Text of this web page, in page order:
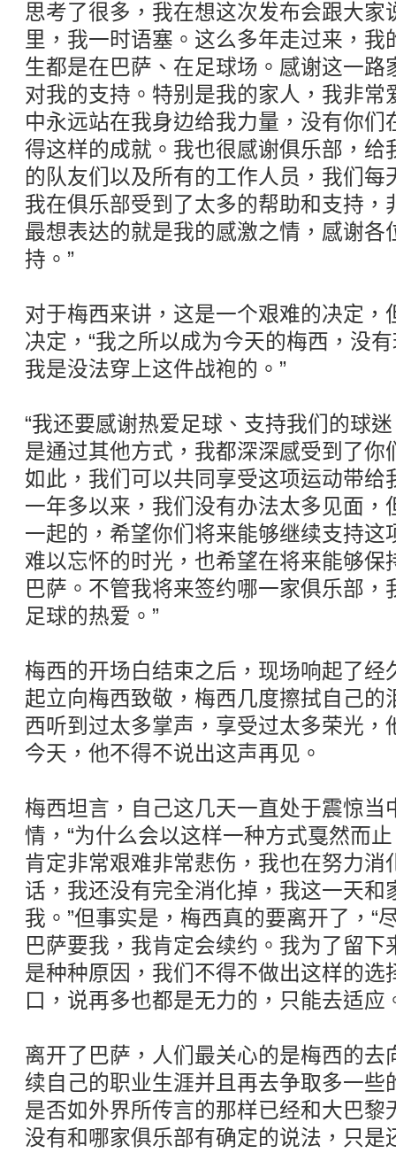
思考了很多，我在想这次发布会跟大家
里，我一时语塞。这么多年走过来，我
生都是在巴萨、在足球场。感谢这一路
对我的支持。特别是我的家人，我非常
中永远站在我身边给我力量，没有你们
得这样的成就。我也很感谢俱乐部，给
的队友们以及所有的工作人员，我们每
我在俱乐部受到了太多的帮助和支持，
最想表达的就是我的感激之情，感谢各
持。”
对于梅西来讲，这是一个艰难的决定，
决定，“我之所以成为今天的梅西，没
我是没法穿上这件战袍的。”
“我还要感谢热爱足球、支持我们的球
是通过其他方式，我都深深感受到了你
如此，我们可以共同享受这项运动带给
一年多以来，我们没有办法太多见面，
一起的，希望你们将来能够继续支持这
难以忘怀的时光，也希望在将来能够保
巴萨。不管我将来签约哪一家俱乐部
足球的热爱。”
梅西的开场白结束之后，现场响起了经
起立向梅西致敬，梅西几度擦拭自己的
西听到过太多掌声，享受过太多荣光，
今天，他不得不说出这声再见。
梅西坦言，自己这几天一直处于震惊当
情，“为什么会以这样一种方式戛然而
肯定非常艰难非常悲伤，我也在努力消
话，我还没有完全消化掉，我这一天和
我。”但事实是，梅西真的要离开了，“
巴萨要我，我肯定会续约。我为了留
是种种原因，我们不得不做出这样的选
口，说再多也都是无力的，只能去适应
离开了巴萨，人们最关心的是梅西的去
续自己的职业生涯并且再去争取多一些
是否如外界所传言的那样已经和大巴黎
没有和哪家俱乐部有确定的说法，只是